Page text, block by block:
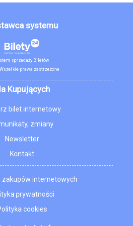
systemu
sprzedaży Biletów
prawa zastrzeżone
Kupujących
bilet internetowy
zmiany
Newsletter
Kontakt
zakupów internetowych
prywatności
cookies